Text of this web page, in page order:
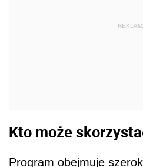
Kto może
Program obejmuje